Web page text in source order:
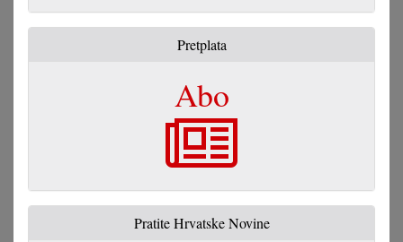
Pretplata
Abo
Pratite Hrvatske Novine